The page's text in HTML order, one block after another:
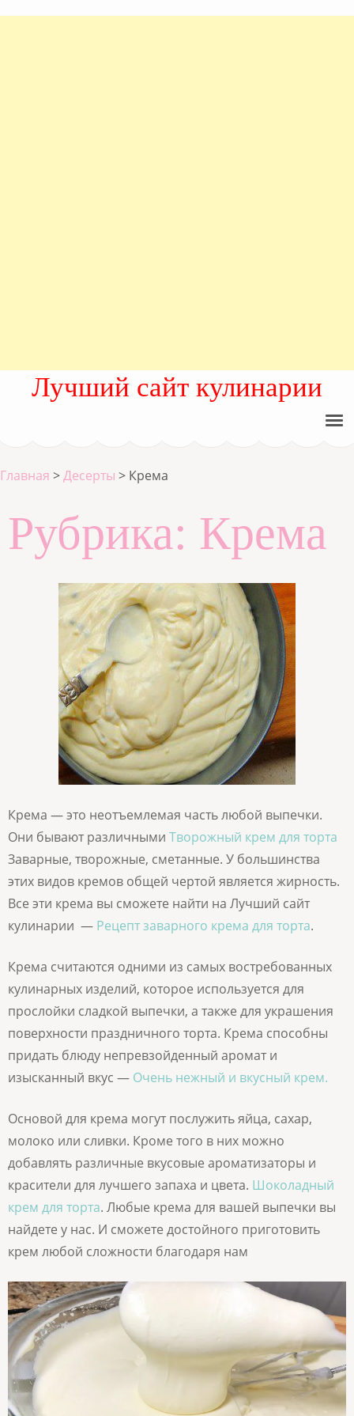
Лучший сайт кулинарии
Главная >Десерты > Крема
Рубрика: Крема
Крема — это неотъемлемая часть любой выпечки.
Они бывают различными Творожный крем для торта
Заварные, творожные, сметанные. У большинства
этих видов кремов общей чертой является жирность.
Все эти крема вы сможете найти на Лучший сайт
кулинарии — Рецепт заварного крема для торта.
Крема считаются одними из самых востребованных
кулинарных изделий, которое используется для
прослойки сладкой выпечки, а также для украшения
поверхности праздничного торта. Крема способны
придать блюду непревзойденный аромат и
изысканный вкус — Очень нежный и вкусный крем.
Основой для крема могут послужить яйца, сахар,
молоко или сливки. Кроме того в них можно
добавлять различные вкусовые ароматизаторы и
красители для лучшего запаха и цвета. Шоколадный
крем для торта. Любые крема для вашей выпечки вы
найдете у нас. И сможете достойного приготовить
крем любой сложности благодаря нам